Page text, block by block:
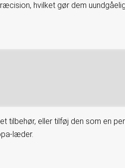
hvilket gør dem
eller tilføj den som en
læder.